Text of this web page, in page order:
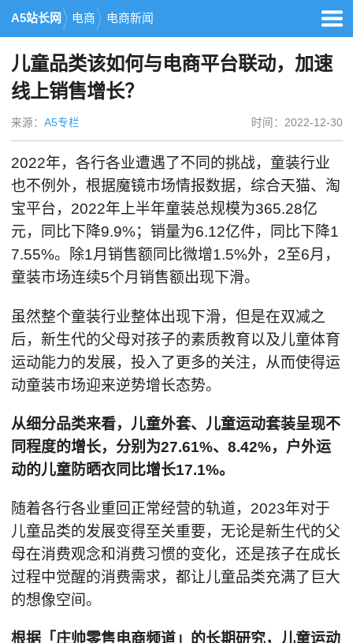
A5站长网 电商 电商新闻
儿童品类该如何与电商平台联动，加速
线上销售增长？
来源： A5专栏 时间：2022-12-30
2022年，各行各业遭遇了不同的挑战，童装行业
也不例外，根据魔镜市场情报数据，综合天猫、淘
宝平台，2022年上半年童装总规模为365.28亿
元，同比下降9.9%；销量为6.12亿件，同比下降1
7.55%。除1月销售额同比微增1.5%外，2至6月，
童装市场连续5个月销售额出现下滑。
虽然整个童装行业整体出现下滑，但是在双减之
后，新生代的父母对孩子的素质教育以及儿童体育
运动能力的发展，投入了更多的关注，从而使得运
动童装市场迎来逆势增长态势。
从细分品类来看，儿童外套、儿童运动套装呈现不
同程度的增长，分别为27.61%、8.42%，户外运
动的儿童防晒衣同比增长17.1%。
随着各行各业重回正常经营的轨道，2023年对于
儿童品类的发展变得至关重要，无论是新生代的父
母在消费观念和消费习惯的变化，还是孩子在成长
过程中觉醒的消费需求，都让儿童品类充满了巨大
的想像空间。
根据「庄帅零售电商频道」的长期研究，儿童运动